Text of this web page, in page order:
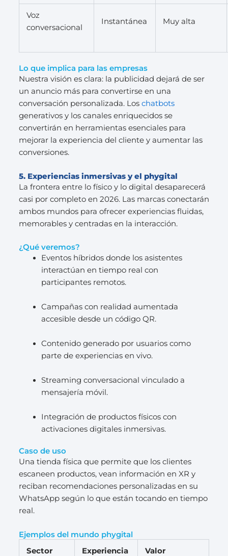
Voz
conversacional
Instantánea Muy alta
Lo que implica para las empresas
Nuestra visión es clara: la publicidad dejará de ser
un anuncio más para convertirse en una
conversación personalizada. Loschatbots
generativos y los canales enriquecidos se
convertirán en herramientas esenciales para
mejorar la experiencia del cliente y aumentar las
conversiones.
5. Experiencias inmersivas y el phygital
La frontera entre lo físico y lo digital desaparecerá
casi por completo en 2026. Las marcas conectarán
ambos mundos para ofrecer experiencias fluidas,
memorables y centradas en la interacción.
¿Qué veremos?
Eventos híbridos donde los asistentes
interactúan en tiempo real con
participantes remotos.
Campañas con realidad aumentada
accesible desde un código QR.
Contenido generado por usuarios como
parte de experiencias en vivo.
Streaming conversacional vinculado a
mensajería móvil.
Integración de productos físicos con
activaciones digitales inmersivas.
Caso de uso
Una tienda física que permite que los clientes
escaneen productos, vean información en XR y
reciban recomendaciones personalizadas en su
WhatsApp según lo que están tocando en tiempo
real.
Ejemplos del mundo phygital
Sector
Experiencia Valor